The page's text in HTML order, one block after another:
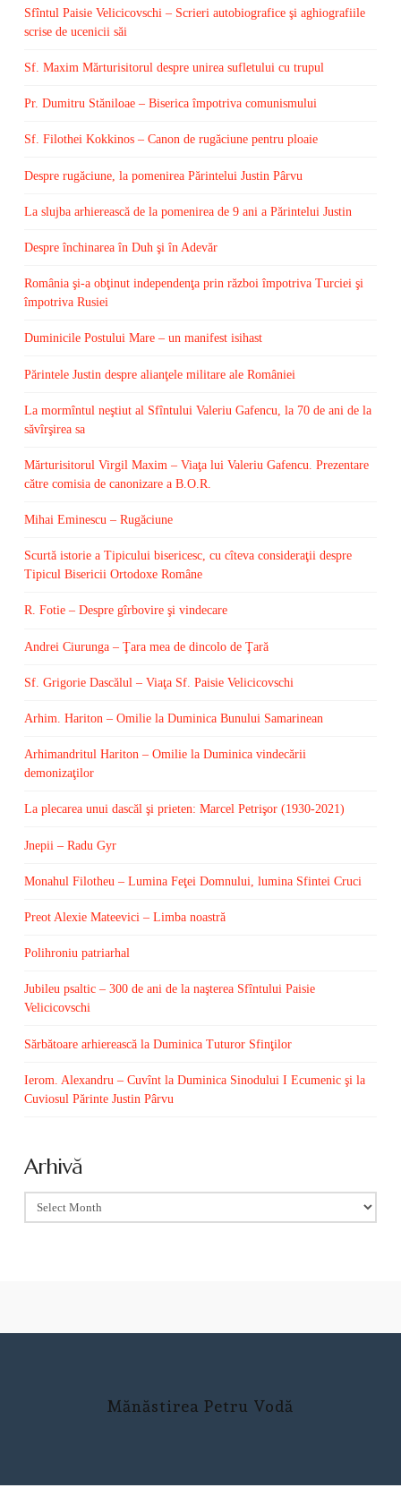
Sfîntul Paisie Velicicovschi – Scrieri autobiografice şi aghiografiile
scrise de ucenicii săi
Sf. Maxim Mărturisitorul despre unirea sufletului cu trupul
Pr. Dumitru Stăniloae – Biserica împotriva comunismului
Sf. Filothei Kokkinos – Canon de rugăciune pentru ploaie
Despre rugăciune, la pomenirea Părintelui Justin Pârvu
La slujba arhierească de la pomenirea de 9 ani a Părintelui Justin
Despre închinarea în Duh şi în Adevăr
România şi-a obţinut independenţa prin război împotriva Turciei şi
împotriva Rusiei
Duminicile Postului Mare – un manifest isihast
Părintele Justin despre alianţele militare ale României
La mormîntul neştiut al Sfîntului Valeriu Gafencu, la 70 de ani de la
săvîrşirea sa
Mărturisitorul Virgil Maxim – Viaţa lui Valeriu Gafencu. Prezentare
către comisia de canonizare a B.O.R.
Mihai Eminescu – Rugăciune
Scurtă istorie a Tipicului bisericesc, cu cîteva consideraţii despre
Tipicul Bisericii Ortodoxe Române
R. Fotie – Despre gîrbovire şi vindecare
Andrei Ciurunga – Ţara mea de dincolo de Ţară
Sf. Grigorie Dascălul – Viaţa Sf. Paisie Velicicovschi
Arhim. Hariton – Omilie la Duminica Bunului Samarinean
Arhimandritul Hariton – Omilie la Duminica vindecării
demonizaţilor
La plecarea unui dascăl şi prieten: Marcel Petrişor (1930-2021)
Jnepii – Radu Gyr
Monahul Filotheu – Lumina Feţei Domnului, lumina Sfintei Cruci
Preot Alexie Mateevici – Limba noastră
Polihroniu patriarhal
Jubileu psaltic – 300 de ani de la naşterea Sfîntului Paisie
Velicicovschi
Sărbătoare arhierească la Duminica Tuturor Sfinţilor
Ierom. Alexandru – Cuvînt la Duminica Sinodului I Ecumenic şi la
Cuviosul Părinte Justin Pârvu
Arhivă
Arhivă
Mănăstirea Petru Vodă